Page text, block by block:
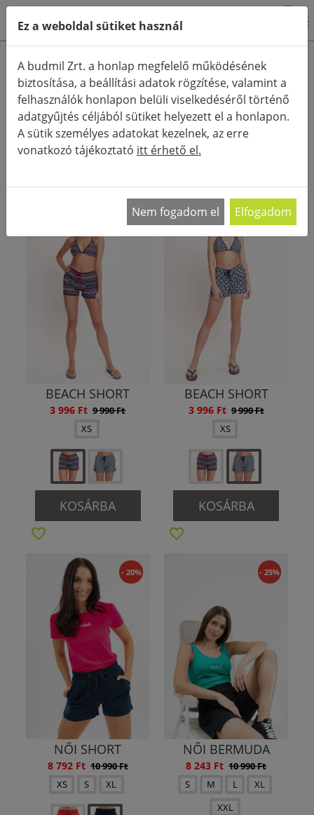
Termékkategóriák
Részletes keresés
FŐOLDAL
AKCIÓS TERMÉKEK
RENDEZÉS:
- 60%
BEACH SHORT
3 996 Ft 9 990 Ft
XS
KOSÁRBA
- 60%
BEACH SHORT
3 996 Ft 9 990 Ft
XS
KOSÁRBA
- 20%
NŐI SHORT
8 792 Ft 10 990 Ft
XS
S XL
- 25%
NŐI BERMUDA
8 243 Ft 10 990 Ft
S
M L
XL
XXL
Ez a weboldal sütiket használ
A budmil Zrt. a honlap megfelelő működésének
biztosítása, a beállítási adatok rögzítése, valamint a
felhasználók honlapon belüli viselkedéséről történő
adatgyűjtés céljából sütiket helyezett el a honlapon.
A sütik személyes adatokat kezelnek, az erre
vonatkozó tájékoztató itt érhető el.
Nem fogadom el Elfogadom